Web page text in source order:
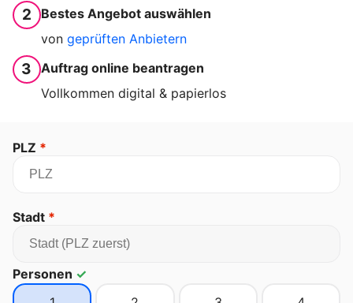
2
Bestes Angebot auswählen
von geprüften Anbietern
3
Auftrag online beantragen
Vollkommen digital & papierlos
PLZ *
Stadt *
Personen ✓